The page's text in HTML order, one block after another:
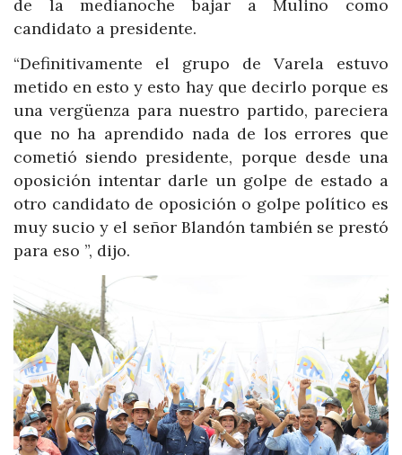
de la medianoche bajar a Mulino como
candidato a presidente.
“Definitivamente el grupo de Varela estuvo
metido en esto y esto hay que decirlo porque es
una vergüenza para nuestro partido, pareciera
que no ha aprendido nada de los errores que
cometió siendo presidente, porque desde una
oposición intentar darle un golpe de estado a
otro candidato de oposición o golpe político es
muy sucio y el señor Blandón también se prestó
para eso ”, dijo.